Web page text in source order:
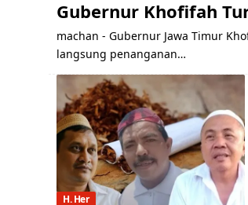
Gubernur Khofifah
machan - Gubernur Jawa Timur
langsung penanganan…
H. Her